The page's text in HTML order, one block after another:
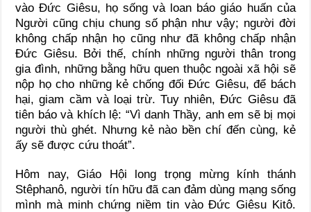
vào Đức Giêsu, họ sống và loan báo giáo huấn của
Người cũng chịu chung số phận như vậy; người đời
không chấp nhận họ cũng như đã không chấp nhận
Đức Giêsu. Bởi thế, chính những người thân trong
gia đình, những bằng hữu quen thuộc ngoài xã hội sẽ
nộp họ cho những kẻ chống đối Đức Giêsu, để bách
hại, giam cầm và loại trừ. Tuy nhiên, Đức Giêsu đã
tiên báo và khích lệ: “Vì danh Thầy, anh em sẽ bị mọi
người thù ghét. Nhưng kẻ nào bền chí đến cùng, kẻ
ấy sẽ được cứu thoát”.
Hôm nay, Giáo Hội long trọng mừng kính thánh
Stêphanô, người tín hữu đã can đảm dùng mạng sống
mình mà minh chứng niềm tin vào Đức Giêsu Kitô.